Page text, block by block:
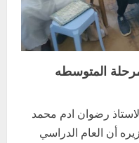
المتوسطه
رضوان ادم محمد
أن العام الدراسي